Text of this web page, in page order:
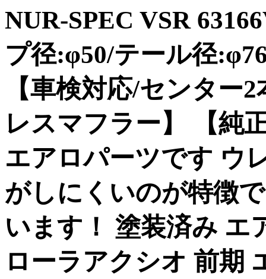
NUR-SPEC VSR
プ径:φ50/テール径
【車検対応/センター
レスマフラー】 【純
エアロパーツです ウ
がしにくいのが特徴
います！ 塗装済み エ
ローラアクシオ 前期